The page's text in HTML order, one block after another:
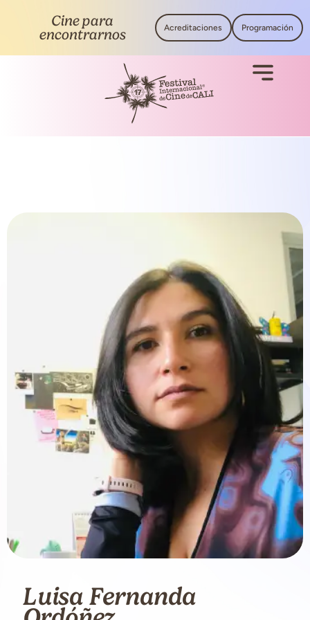
Cine para
encontrarnos
Acreditaciones Programación
Luisa Fernanda